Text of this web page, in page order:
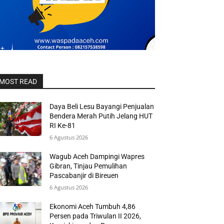
READ
Daya Beli Lesu Bayangi Penjualan
Bendera Merah Putih Jelang HUT
RI Ke-81
6 Agustus 2026
Wagub Aceh Dampingi Wapres
Gibran, Tinjau Pemulihan
Pascabanjir di Bireuen
6 Agustus 2026
Ekonomi Aceh Tumbuh 4,86
Persen pada Triwulan II 2026,